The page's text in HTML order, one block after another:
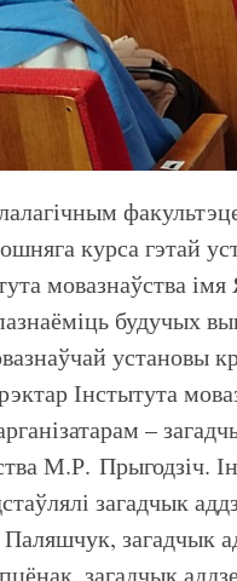
курса гэтай
мовазнаўства
будучых
установы
Інстытута
–
М.Р. Прыгодзіч.
загадчык
загадчык
загадчык